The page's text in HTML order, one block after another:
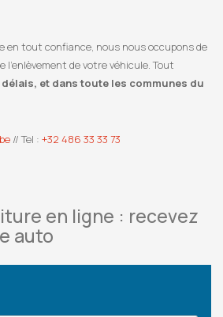
en tout confiance, nous nous occupons de
l’enlèvement de votre véhicule. Tout
et dans toute les communes du
// Tel : +32 486 33 33 73
en ligne : recevez
auto